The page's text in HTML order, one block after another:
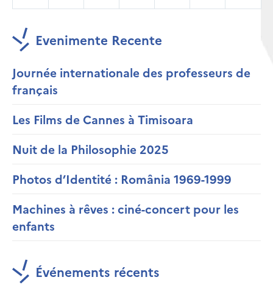
Evenimente Recente
Journée internationale des professeurs de
français
Les Films de Cannes à Timisoara
Nuit de la Philosophie 2025
Photos d’Identité : România 1969-1999
Machines à rêves : ciné-concert pour les
enfants
Événements récents